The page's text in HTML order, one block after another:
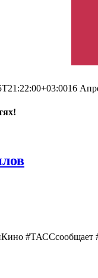
16
#ТАССсообщает